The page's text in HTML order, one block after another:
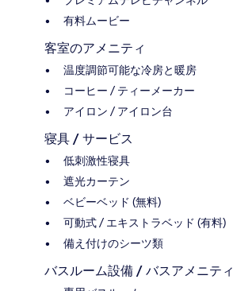
有料ムービー
客室のアメニティ
温度調節可能な冷房と暖房
コーヒー / ティーメーカー
アイロン / アイロン台
寝具 / サービス
低刺激性寝具
遮光カーテン
ベビーベッド (無料)
可動式 / エキストラベッド (有料)
備え付けのシーツ類
バスルーム設備 / バスアメニティ